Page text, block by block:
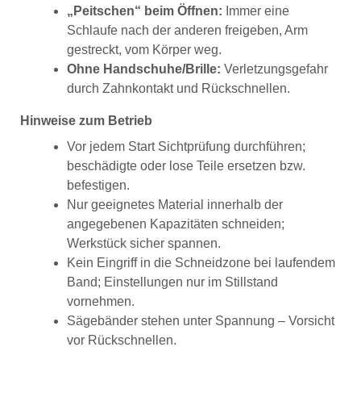
„Peitschen“ beim Öffnen: Immer eine
Schlaufe nach der anderen freigeben, Arm
gestreckt, vom Körper weg.
Ohne Handschuhe/Brille: Verletzungsgefahr
durch Zahnkontakt und Rückschnellen.
Hinweise zum Betrieb
Vor jedem Start Sichtprüfung durchführen;
beschädigte oder lose Teile ersetzen bzw.
befestigen.
Nur geeignetes Material innerhalb der
angegebenen Kapazitäten schneiden;
Werkstück sicher spannen.
Kein Eingriff in die Schneidzone bei laufendem
Band; Einstellungen nur im Stillstand
vornehmen.
Sägebänder stehen unter Spannung – Vorsicht
vor Rückschnellen.